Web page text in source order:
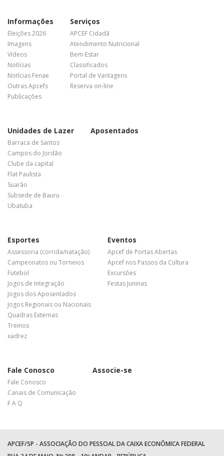
Informações
Eleições 2026
Imagens
Vídeos
Notícias
Notícias Fenae
Outras Apcefs
Publicações
Serviços
APCEF Cidadã
Atendimento Nutricional
Bem-Estar
Classificados
Portal de Vantagens
Reserva on-line
Unidades de Lazer
Barraca de Santos
Campos do Jordão
Clube da capital
Flat Paulista
Suarão
Subsede de Bauru
Ubatuba
Aposentados
Esportes
Assessoria (corrida/natação)
Campeonatos ou Torneios
Futebol
Jogos de Integração
Jogos dos Aposentados
Jogos Regionais ou Nacionais
Quadras Externas
Treinos
xadrez
Eventos
Apcef de Portas Abertas
Apcef nos Passos da Cultura
Excursões
Festas Juninas
Fale Conosco
Fale Conosco
Canais de Comunicação
F A Q
Associe-se
APCEF/SP - ASSOCIAÇÃO DO PESSOAL DA CAIXA ECONÔMICA FEDERAL